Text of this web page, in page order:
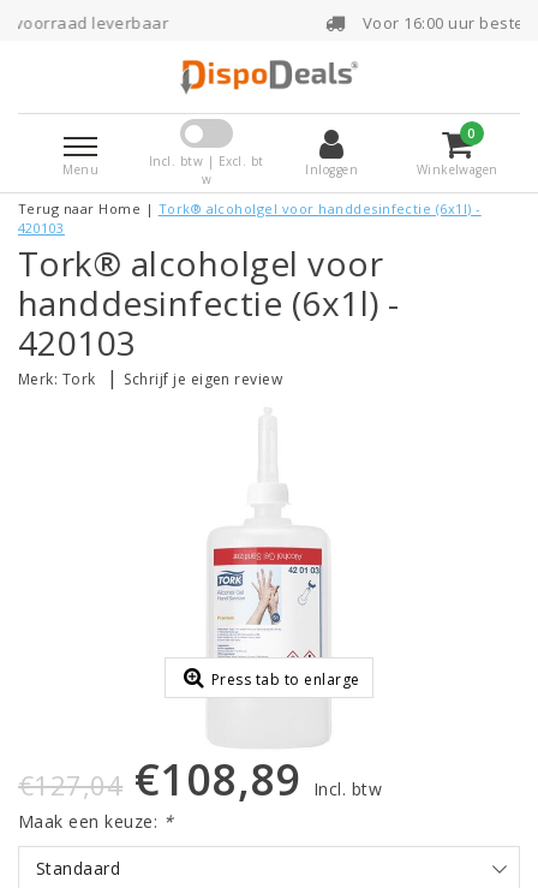
Voor 16:00 uur besteld, dezelfde dag
Menu
Incl. btw | Excl. bt
w
Inloggen
0
Winkelwagen
Terug naar Home | Tork® alcoholgel voor handdesinfectie (6x1l) -
420103
Tork® alcoholgel voor
handdesinfectie (6x1l) -
420103
Merk: Tork | Schrijf je eigen review
Press tab to enlarge
€127,04 €108,89
Incl. btw
Maak een keuze: *
Standaard